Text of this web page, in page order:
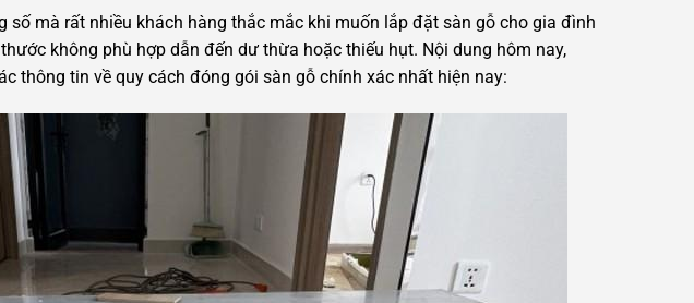
số mà rất nhiều khách hàng thắc mắc khi muốn lắp đặt sàn gỗ cho gia đình
không phù hợp dẫn đến dư thừa hoặc thiếu hụt. Nội dung hôm nay,
thông tin về quy cách đóng gói sàn gỗ chính xác nhất hiện nay: